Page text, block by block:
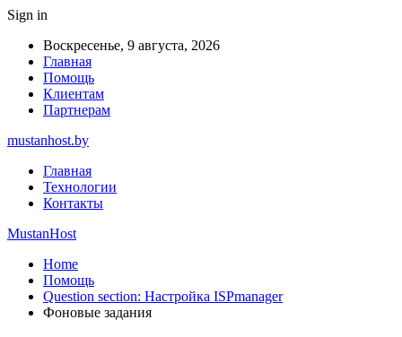
Sign in
Воскресенье, 9 августа, 2026
Главная
Помощь
Клиентам
Партнерам
mustanhost.by
Главная
Технологии
Контакты
MustanHost
Home
Помощь
Question section: Настройка ISPmanager
Фоновые задания